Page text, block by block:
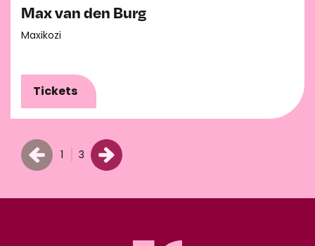
Max van den Burg
Maxikozi
Tickets
1 3